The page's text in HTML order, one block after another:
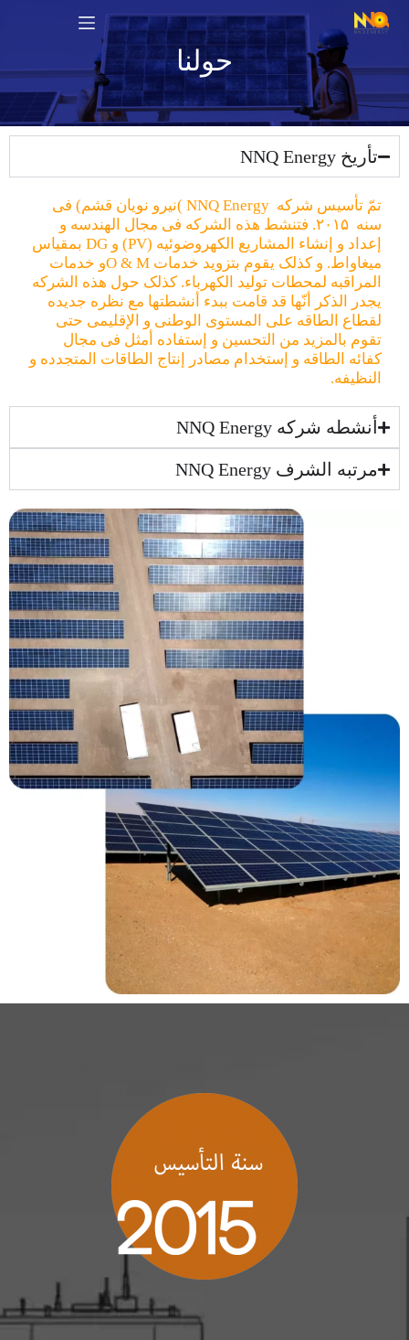
حولنا
تأریخ NNQ Energy
تمّ تأسیس شرکه NNQ Energy )نیرو نویان قشم) فی
سنه ۲۰۱۵. فتنشط هذه الشرکه فی مجال الهندسه و
إعداد و إنشاء المشاریع الکهروضوئیه (PV) و DG بمقیاس
میغاواط. و کذلک یقوم بتزوید خدمات O & Mو خدمات
المراقبه لمحطات تولید الکهرباء. کذلک حول هذه الشرکه
یجدر الذکر أنّها قد قامت ببدء أنشطتها مع نظره جدیده
لقطاع الطاقه علی المستوی الوطنی و الإقلیمی حتی
تقوم بالمزید من التحسین و إستفاده أمثل فی مجال
کفائه الطاقه و إستخدام مصادر إنتاج الطاقات المتجدده و
النظیفه.
أنشطه شرکه NNQ Energy
مرتبه الشرف NNQ Energy